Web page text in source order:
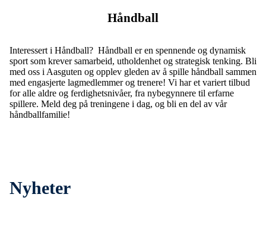
Håndball
Interessert i Håndball? Håndball er en spennende og dynamisk
sport som krever samarbeid, utholdenhet og strategisk tenking. Bli
med oss i Aasguten og opplev gleden av å spille håndball sammen
med engasjerte lagmedlemmer og trenere! Vi har et variert tilbud
for alle aldre og ferdighetsnivåer, fra nybegynnere til erfarne
spillere. Meld deg på treningene i dag, og bli en del av vår
håndballfamilie!
Nyheter